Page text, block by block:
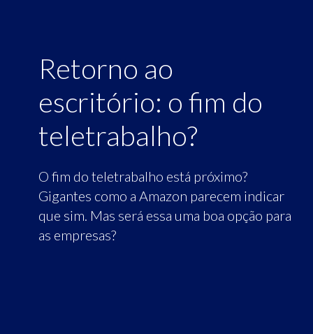
Retorno ao
escritório: o fim do
teletrabalho?
O fim do teletrabalho está próximo?
Gigantes como a Amazon parecem indicar
que sim. Mas será essa uma boa opção para
as empresas?